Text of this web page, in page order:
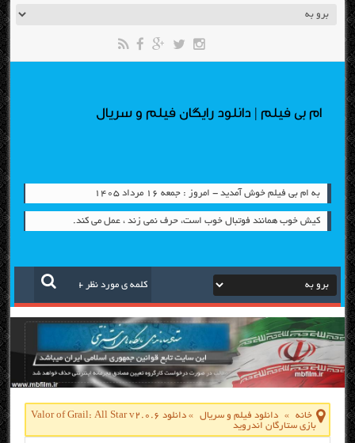
ام بی فیلم | دانلود رایگان فیلم و سریال
به ام بی فیلم خوش آمدید - امروز : جمعه ۱۶ مرداد ۱۴۰۵
کیش خوب همانند فوتبال خوب است، حرف نمی زند ، عمل می کند.
خانه » دانلود فیلم و سریال »
دانلود Valor of Grail: All Star v2.0.6
بازی ستارگان اندروید